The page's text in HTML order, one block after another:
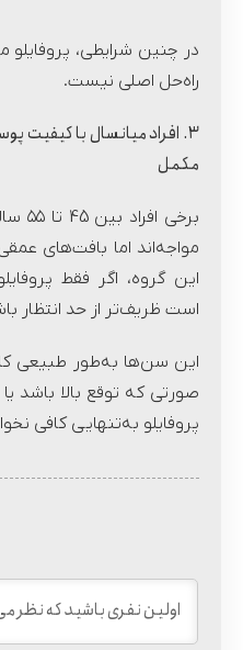
در چنین شرایطی،
راه‌حل اصلی نیست.
۳. افراد میانسال با
مکمل
مواجه‌اند اما بافت‌های
این گروه، اگر فقط
است ظریف‌تر از حد انتظار
این سن‌ها به‌طور طبیعی
صورتی که توقع بالا باشد
پروفایلو به‌تنهایی کافی